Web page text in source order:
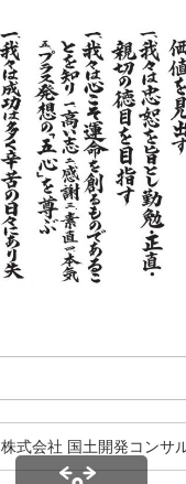
株式会社 国土開発コンサ